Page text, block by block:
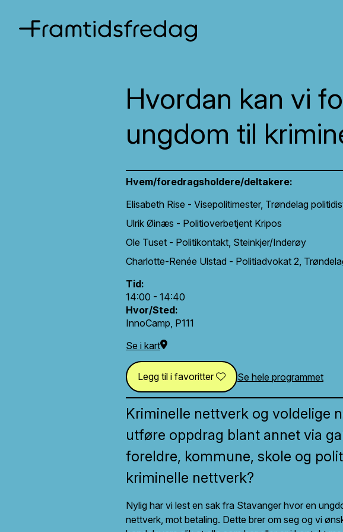
Hvordan kan vi
ungdom til
Hvem/foredragsholdere/deltakere:
Elisabeth Rise - Visepolitimester, Trøndelag
Ulrik Øinæs - Politioverbetjent Kripos
Ole Tuset - Politikontakt, Steinkjer/Inderøy
Charlotte-Renée Ulstad - Politiadvokat 2,
Tid:
14:00 - 14:40
Hvor/Sted:
InnoCamp, P111
Se i kart
Legg til i favoritter Se hele programmet
Kriminelle nettverk og voldelige
utføre oppdrag blant annet via
foreldre, kommune, skole og
kriminelle nettverk?
Nylig har vi lest en sak fra Stavanger hvor en
nettverk, mot betaling. Dette brer om seg og vi